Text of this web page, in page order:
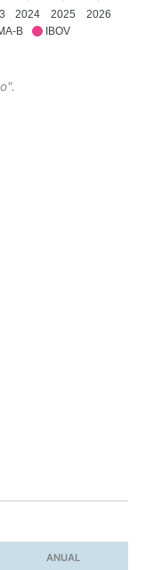
B IBOV
2024 2025 2026
ANUAL